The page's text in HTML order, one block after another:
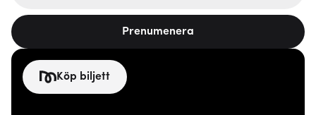
Prenumenera
Köp biljett